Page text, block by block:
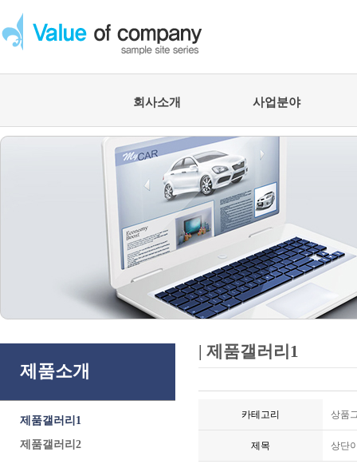
회사소개 사업분야
제품소개
제품갤러리1
제품갤러리2
| 제품갤러리1
카테고리 상품
제목 상단